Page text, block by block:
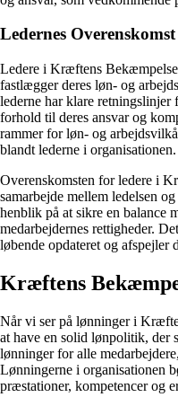
Ledernes Overenskomst
Ledere i Kræftens
fastlægger deres løn- og
lederne har klare retningslinjer
forhold til deres ansvar og
rammer for løn- og
blandt lederne i organisationen.
Overenskomsten for ledere i
samarbejde mellem ledelsen
henblik på at sikre en balance
medarbejdernes rettigheder.
løbende opdateret og afspejler
Kræftens
Når vi ser på lønninger i
at have en solid lønpolitik, der
lønninger for alle
Lønningerne i organisationen
præstationer, kompetencer og